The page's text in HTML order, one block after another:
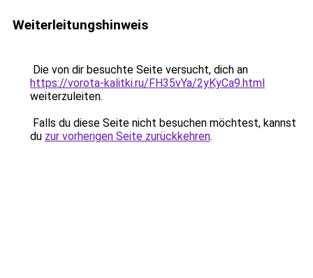
Weiterleitungshinweis
Die von dir besuchte Seite versucht, dich an
https://vorota-kalitki.ru/FH35vYa/2yKyCa9.html
weiterzuleiten.
Falls du diese Seite nicht besuchen möchtest, kannst
du zur vorherigen Seite zurückkehren.